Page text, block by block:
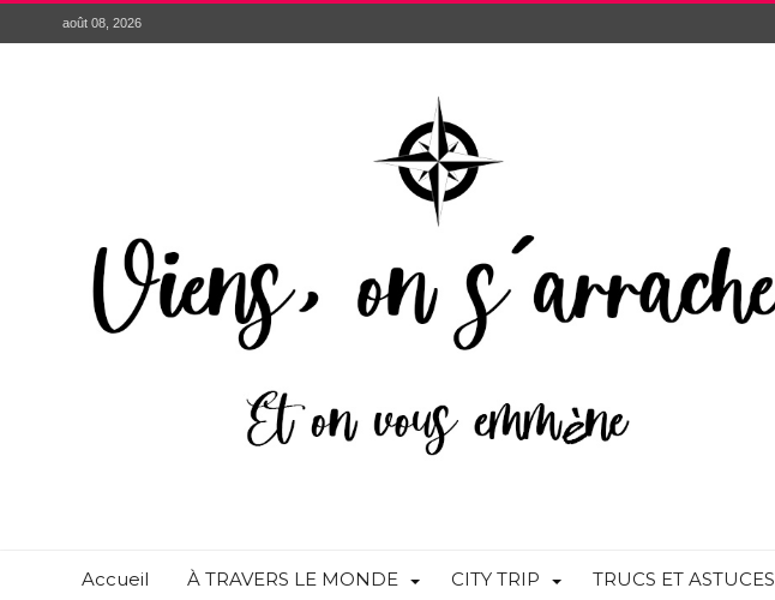
août 08, 2026
Accueil À TRAVERS LE MONDE CITY TRIP TRUCS ET ASTUCES